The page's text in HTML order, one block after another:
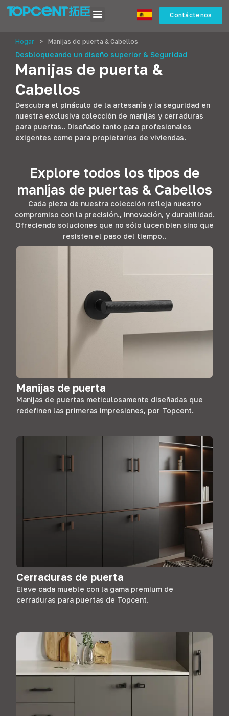
Contáctenos
Hogar > Manijas de puerta & Cabellos
Desbloqueando un diseño superior & Seguridad
Manijas de puerta &
Cabellos
Descubra el pináculo de la artesanía y la seguridad en
nuestra exclusiva colección de manijas y cerraduras
para puertas.. Diseñado tanto para profesionales
exigentes como para propietarios de viviendas.
Explore todos los tipos de
manijas de puertas & Cabellos
Cada pieza de nuestra colección refleja nuestro
compromiso con la precisión., innovación, y durabilidad.
Ofreciendo soluciones que no sólo lucen bien sino que
resisten el paso del tiempo..
Manijas de puerta
Manijas de puertas meticulosamente diseñadas que
redefinen las primeras impresiones, por Topcent.
Cerraduras de puerta
Eleve cada mueble con la gama premium de
cerraduras para puertas de Topcent.